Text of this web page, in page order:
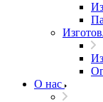
О нас